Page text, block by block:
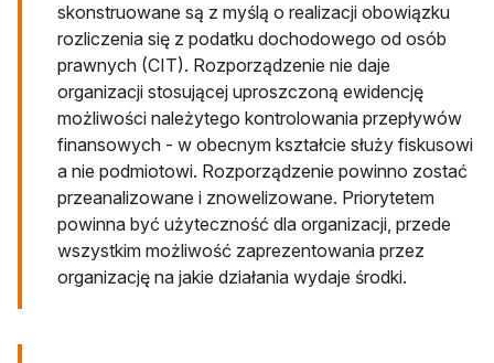
skonstruowane są z myślą o realizacji obowiązku
rozliczenia się z podatku dochodowego od osób
prawnych (CIT). Rozporządzenie nie daje
organizacji stosującej uproszczoną ewidencję
możliwości należytego kontrolowania przepływów
finansowych - w obecnym kształcie służy fiskusowi
a nie podmiotowi. Rozporządzenie powinno zostać
przeanalizowane i znowelizowane. Priorytetem
powinna być użyteczność dla organizacji, przede
wszystkim możliwość zaprezentowania przez
organizację na jakie działania wydaje środki.